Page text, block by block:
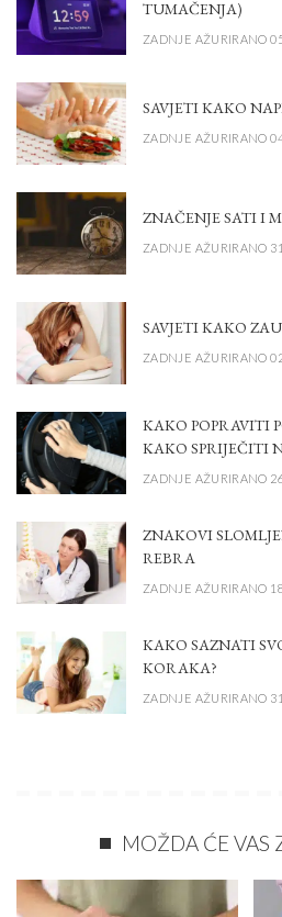
TUMAČENJA)
ZADNJE AŽURIRANO
SAVJETI KAKO
ZADNJE AŽURIRANO
ZNAČENJE SATI I
ZADNJE AŽURIRANO
SAVJETI KAKO
ZADNJE AŽURIRANO
KAKO POPRAVITI
KAKO SPRIJEČITI
ZADNJE AŽURIRANO
ZNAKOVI
REBRA
ZADNJE AŽURIRANO
KAKO SAZNATI
KORAKA?
ZADNJE AŽURIRANO
MOŽDA ĆE VAS